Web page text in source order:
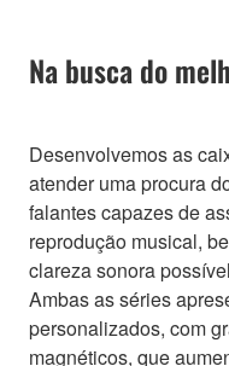
Na busca do
Desenvolvemos as
atender uma procura
falantes capazes de
reprodução musical,
clareza sonora
Ambas as séries
personalizados, com
magnéticos, que